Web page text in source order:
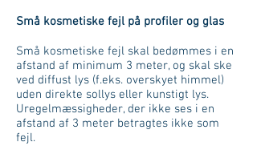
Små kosmetiske fejl på profiler og glas
Små kosmetiske fejl skal bedømmes i en
afstand af minimum 3 meter, og skal ske
ved diffust lys (f.eks. overskyet himmel)
uden direkte sollys eller kunstigt lys.
Uregelmæssigheder, der ikke ses i en
afstand af 3 meter betragtes ikke som
fejl.